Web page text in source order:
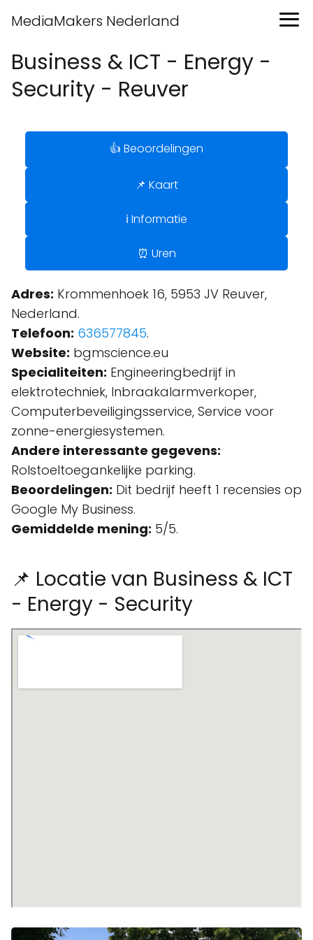
MediaMakers Nederland
Business & ICT - Energy -
Security - Reuver
👍 Beoordelingen
📌 Kaart
ℹ️ Informatie
⏰ Uren
Adres: Krommenhoek 16, 5953 JV Reuver,
Nederland.
Telefoon: 636577845.
Website: bgmscience.eu
Specialiteiten: Engineeringbedrijf in
elektrotechniek, Inbraakalarmverkoper,
Computerbeveiligingsservice, Service voor
zonne-energiesystemen.
Andere interessante gegevens:
Rolstoeltoegankelijke parking.
Beoordelingen: Dit bedrijf heeft 1 recensies op
Google My Business.
Gemiddelde mening: 5/5.
📌 Locatie van Business & ICT
- Energy - Security